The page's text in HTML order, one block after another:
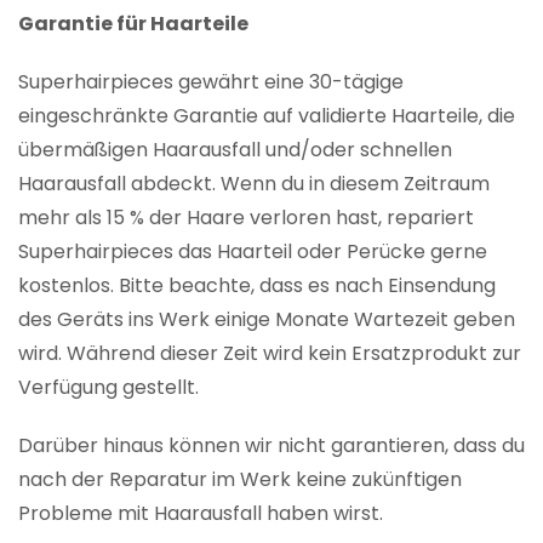
Garantie für Haarteile
Superhairpieces gewährt eine 30-tägige
eingeschränkte Garantie auf validierte Haarteile, die
übermäßigen Haarausfall und/oder schnellen
Haarausfall abdeckt. Wenn du in diesem Zeitraum
mehr als 15 % der Haare verloren hast, repariert
Superhairpieces das Haarteil oder Perücke gerne
kostenlos. Bitte beachte, dass es nach Einsendung
des Geräts ins Werk einige Monate Wartezeit geben
wird. Während dieser Zeit wird kein Ersatzprodukt zur
Verfügung gestellt.
Darüber hinaus können wir nicht garantieren, dass du
nach der Reparatur im Werk keine zukünftigen
Probleme mit Haarausfall haben wirst.